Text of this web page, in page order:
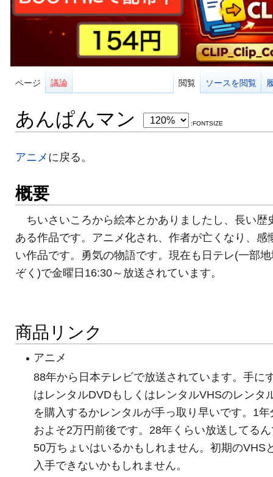
ページ 議論 閲覧 ソースを閲覧
あんぱんマン :FONTSIZE
アニメに戻る。
概要
ちいさいころから絵本とかありましたし、長い歴
ある作品です。アニメ化され、作者が亡くなり、感
い作品です。勇気の物語です。現在も日テレ(一部
ぞく)で金曜日16:30～放送されています。
商品リンク
アニメ
88年から日本テレビで放送されています。手に
はレンタルDVDもしくはレンタルVHSのレンタ
を購入するかレンタルが手っ取り早いです。1年
およそ2万円前後です。28年くらい放送してる
50万ちょいはいるかもしれません。初期のVHS
入手できないかもしれません。